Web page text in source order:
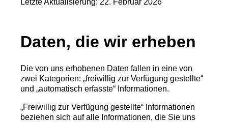
Daten, die wir erheben
Die von uns erhobenen Daten fallen in eine von
zwei Kategorien: „freiwillig zur Verfügung gestellte“
und „automatisch erfasste“ Informationen.
„Freiwillig zur Verfügung gestellte“ Informationen
beziehen sich auf alle Informationen, die Sie uns